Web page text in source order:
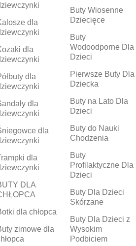
dla
dla
dla
dla
dla
dla
DLA
dla chłopca
zimowe dla
Buty Wiosenne
Dziecięce
Buty
Wodoodporne Dla
Dzieci
Pierwsze Buty Dla
Dziecka
Buty na Lato Dla
Dzieci
Buty do Nauki
Chodzenia
Buty
Profilaktyczne Dla
Dzieci
Buty Dla Dzieci
Skórzane
Buty Dla Dzieci z
Wysokim
Podbiciem